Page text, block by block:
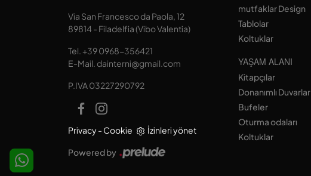
Via San Francesco da Paola, 12
89814 - Filadelfia (Vibo Valentia)
Tel.+39 0968-356421
E-Mail. dainterni@gmail.com
P.IVA 03227290792
Privacy- Cookie İzinleri yönet
mutfaklar Design
Tablolar
Koltuklar
YAŞAM ALANI
Kitapçılar
Donanımlı Duvarlar
Bufeler
Oturma odaları
Koltuklar
Powered by